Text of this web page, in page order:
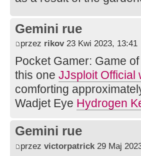
Gemini rue
przez rikov23 Kwi 2023, 13:41
Pocket Gamer: Game
this one JJsploit Official
comforting
Wadjet Eye Hydrogen
Gemini rue
przez victorpatrick 29 Maj